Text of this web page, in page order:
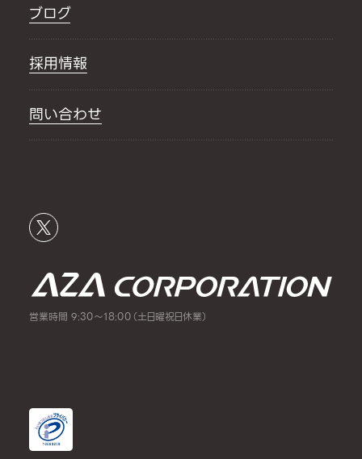
ブログ
採用情報
問い合わせ
営業時間 9:30～18:00（土日曜祝日休業）